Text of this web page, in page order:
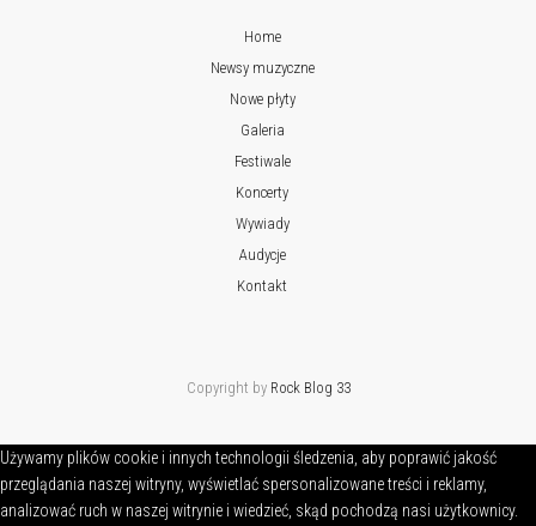
Home
Newsy muzyczne
Nowe płyty
Galeria
Festiwale
Koncerty
Wywiady
Audycje
Kontakt
Copyright by Rock Blog 33
Używamy plików cookie i innych technologii śledzenia, aby poprawić jakość
przeglądania naszej witryny, wyświetlać spersonalizowane treści i reklamy,
analizować ruch w naszej witrynie i wiedzieć, skąd pochodzą nasi użytkownicy.